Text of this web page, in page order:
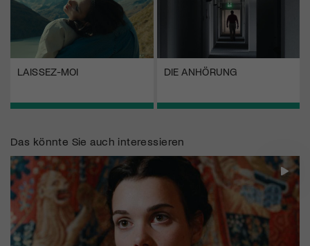
LAISSEZ-MOI DIE ANHÖRUNG
Das könnte Sie auch interessieren